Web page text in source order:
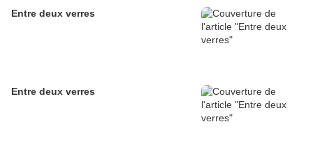
Entre deux verres
Entre deux verres